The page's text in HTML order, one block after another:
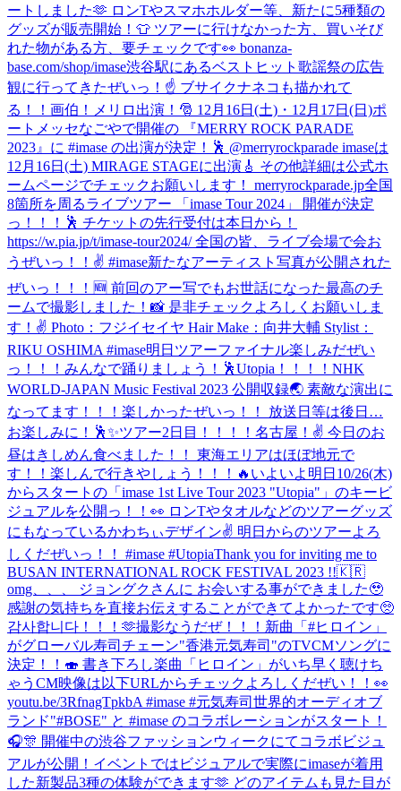
ートしました🫶 ロンTやスマホホルダー等、新たに5種類の
グッズが販売開始！👕 ツアーに行けなかった方、買いそび
れた物がある方、要チェックです👀 bonanza-
base.com/shop/imase渋谷駅にあるベストヒット歌謡祭の広告
観に行ってきたぜいっ！☝️ ブサイクナネコも描かれて
る！！画伯！
メリロ出演！🎅 12月16日(土)・12月17日(日)ポ
ートメッセなごやで開催の 『MERRY ROCK PARADE
2023』に #imase の出演が決定！🕺 @merryrockparade imaseは
12月16日(土) MIRAGE STAGEに出演🎸 その他詳細は公式ホ
ームページでチェックお願いします！ merryrockparade.jp全国
8箇所を周るライブツアー 「imase Tour 2024」 開催が決定
っ！！！🕺 チケットの先行受付は本日から！
https://w.pia.jp/t/imase-tour2024/ 全国の皆、ライブ会場で会お
うぜいっ！！✌️ #imase新たなアーティスト写真が公開された
ぜいっ！！！🆕 前回のアー写でもお世話になった最高のチ
ームで撮影しました！📸 是非チェックよろしくお願いしま
す！✌️ Photo：フジイセイヤ Hair Make：向井大輔 Stylist：
RIKU OSHIMA #imase明日ツアーファイナル楽しみだぜい
っ！！！みんなで踊りましょう！🕺Utopia！！！！ NHK
WORLD-JAPAN Music Festival 2023 公開収録🌏 素敵な演出に
なってます！！！楽しかったぜいっ！！ 放送日等は後日…
お楽しみに！🕺✨ツアー2日目！！！！名古屋！✌️ 今日のお
昼はきしめん食べました！！ 東海エリアはほぼ地元で
す！！楽しんで行きやしょう！！！🔥 いよいよ明日10/26(木)
からスタートの「imase 1st Live Tour 2023 "Utopia"」のキービ
ジュアルを公開っ！！👀 ロンTやタオルなどのツアーグッズ
にもなっているかわちぃデザイン✌ 明日からのツアーよろ
しくだぜいっ！！ #imase #UtopiaThank you for inviting me to
BUSAN INTERNATIONAL ROCK FESTIVAL 2023 !!🇰🇷
omg、、、 ジョングクさんに お会いする事ができました🥹
感謝の気持ちを直接お伝えすることができてよかったです🥺
감사합니다！！！🫶撮影なうだぜ！！！ 新曲「#ヒロイン」
がグローバル寿司チェーン"香港元気寿司"のTVCMソングに
決定！！🍣 書き下ろし楽曲「ヒロイン」がいち早く聴けち
ゃうCM映像は以下URLからチェックよろしくだぜい！！👀
youtu.be/3RfnagTpkbA #imase #元気寿司 世界的オーディオブ
ランド"#BOSE" と #imase のコラボレーションがスタート！
🎧🎊 開催中の渋谷ファッションウィークにてコラボビジュ
アルが公開！イベントではビジュアルで実際にimaseが着用
した新製品3種の体験ができます🫶 どのアイテムも見た目が